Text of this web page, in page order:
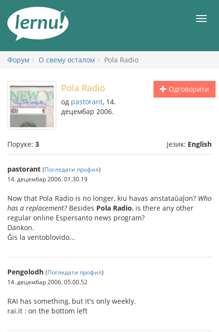
садржају
Форум О свему осталом Pola Radio
Одговорити
Pola Radio
од pastorant, 14.
децембар 2006.
Поруке: 3 Језик: English
pastorant (Погледати профил)
14. децембар 2006. 01.30.19
Now that Pola Radio is no longer, kiu havas anstataŭaĵon? Who
has a replacement?Besides Pola Radio, is there any other
regular online Espersanto news program?
Dankon.
Ĝis la ventoblovido...
Pengolodh (Погледати профил)
14. децембар 2006. 05.00.52
RAI has something, but it's only weekly.
rai.it : on the bottom left